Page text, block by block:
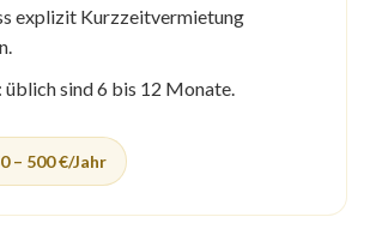
explizit Kurzzeitvermietung
sind 6 bis 12 Monate.
– 500 €/Jahr